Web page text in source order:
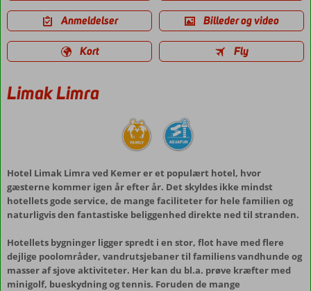
Anmeldelser Billeder og video
Kort Fly
Limak Limra
Hotel Limak Limra ved Kemer er et populært hotel, hvor
gæsterne kommer igen år efter år. Det skyldes ikke mindst
hotellets gode service, de mange faciliteter for hele familien og
naturligvis den fantastiske beliggenhed direkte ned til stranden.
Hotellets bygninger ligger spredt i en stor, flot have med flere
dejlige poolområder, vandrutsjebaner til familiens vandhunde og
masser af sjove aktiviteter. Her kan du bl.a. prøve kræfter med
minigolf, bueskydning og tennis. Foruden de mange